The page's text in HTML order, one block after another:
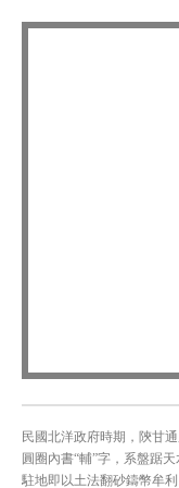
民國北洋政府時期，陝甘
圓圈內書“輔”字，系盤踞
駐地即以土法翻砂鑄幣牟